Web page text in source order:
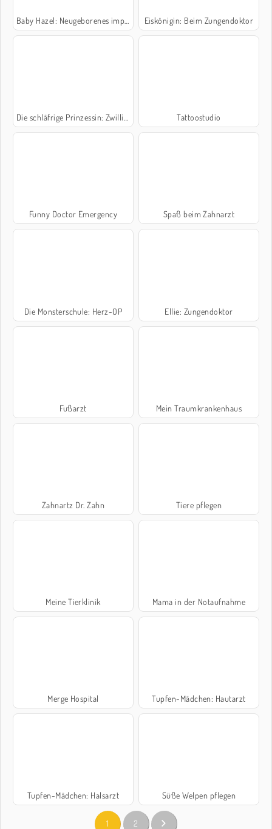
Baby Hazel: Neugeborenes impfen Eiskönigin: Beim Zungendoktor
Die schläfrige Prinzessin: Zwillinge! Tattoostudio
Funny Doctor Emergency Spaß beim Zahnarzt
Die Monsterschule: Herz-OP Ellie: Zungendoktor
Fußarzt Mein Traumkrankenhaus
Zahnartz Dr. Zahn Tiere pflegen
Meine Tierklinik Mama in der Notaufnahme
Merge Hospital Tupfen-Mädchen: Hautarzt
Tupfen-Mädchen: Halsarzt Süße Welpen pflegen
1 2